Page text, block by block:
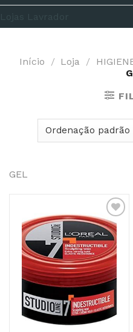
Início / Loja /
GEL
Adicionar
aos
Favoritos